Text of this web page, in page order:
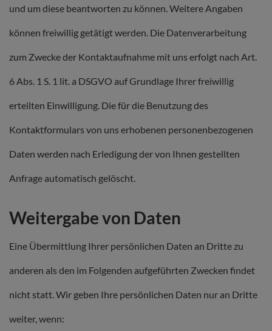
und um diese beantworten zu können. Weitere Angaben
können freiwillig getätigt werden. Die Datenverarbeitung
zum Zwecke der Kontaktaufnahme mit uns erfolgt nach Art.
6 Abs. 1 S. 1 lit. a DSGVO auf Grundlage Ihrer freiwillig
erteilten Einwilligung. Die für die Benutzung des
Kontaktformulars von uns erhobenen personenbezogenen
Daten werden nach Erledigung der von Ihnen gestellten
Anfrage automatisch gelöscht.
Weitergabe von Daten
Eine Übermittlung Ihrer persönlichen Daten an Dritte zu
anderen als den im Folgenden aufgeführten Zwecken findet
nicht statt. Wir geben Ihre persönlichen Daten nur an Dritte
weiter, wenn: